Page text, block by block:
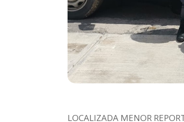
LOCALIZADA MENOR